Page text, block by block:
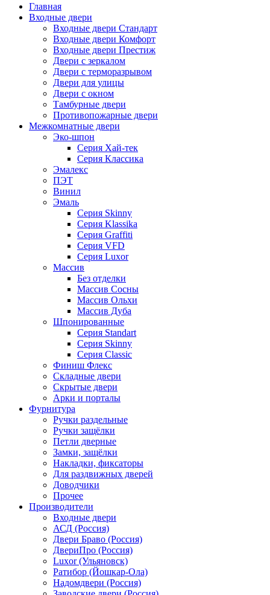
Главная
Входные двери
Входные двери Стандарт
Входные двери Комфорт
Входные двери Престиж
Двери с зеркалом
Двери с терморазрывом
Двери для улицы
Двери с окном
Тамбурные двери
Противопожарные двери
Межкомнатные двери
Эко-шпон
Серия Хай-тек
Серия Классика
Эмалекс
ПЭТ
Винил
Эмаль
Серия Skinny
Серия Klassika
Серия Graffiti
Серия VFD
Серия Luxor
Массив
Без отделки
Массив Сосны
Массив Ольхи
Массив Дуба
Шпонированные
Серия Standart
Серия Skinny
Серия Classic
Финиш Флекс
Складные двери
Скрытые двери
Арки и порталы
Фурнитура
Ручки раздельные
Ручки защёлки
Петли дверные
Замки, защёлки
Накладки, фиксаторы
Для раздвижных дверей
Доводчики
Прочее
Производители
Входные двери
АСД (Россия)
Двери Браво (Россия)
ДвериПро (Россия)
Luxor (Ульяновск)
Ратибор (Йошкар-Ола)
Надомдвери (Россия)